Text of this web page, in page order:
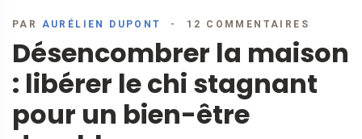
PAR AURÉLIEN DUPONT 12 COMMENTAIRES
Désencombrer la maison
: libérer le chi stagnant
pour un bien-être